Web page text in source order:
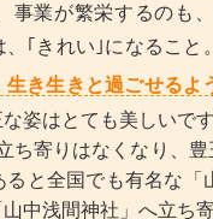
事業が繁栄するのも
、｢きれい｣になること。
き生きと過ごせるよ
姿はとても美しいです
ち寄りはなくなり、
と全国でも有名な「
中浅間神社」へ立ち寄